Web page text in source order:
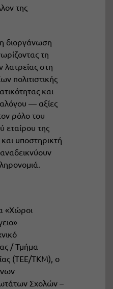
της
διοργάνωση
τη
στη
πολιτιστικής
και
— αξίες
ρόλο του
εταίρου της
και υποστηρικτή
«Χώροι
/ Τμήμα
(ΤΕΕ/ΤΚΜ), ο
Σχολών –